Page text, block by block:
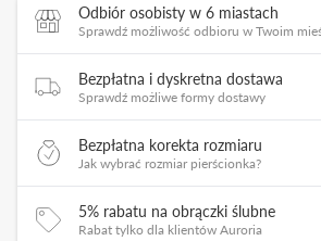
Odbiór osobisty w 6 miastach
Sprawdź możliwość odbioru w Twoim
Bezpłatna i dyskretna dostawa
Sprawdź możliwe formy dostawy
Bezpłatna korekta rozmiaru
Jak wybrać rozmiar pierścionka?
5% rabatu na obrączki ślubne
Rabat tylko dla klientów Auroria